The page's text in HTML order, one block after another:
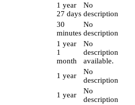
1 year
27 days
No
description
30
minutes
No
description
1 year
1
month
No
description
available.
1 year
No
description
1 year
No
description